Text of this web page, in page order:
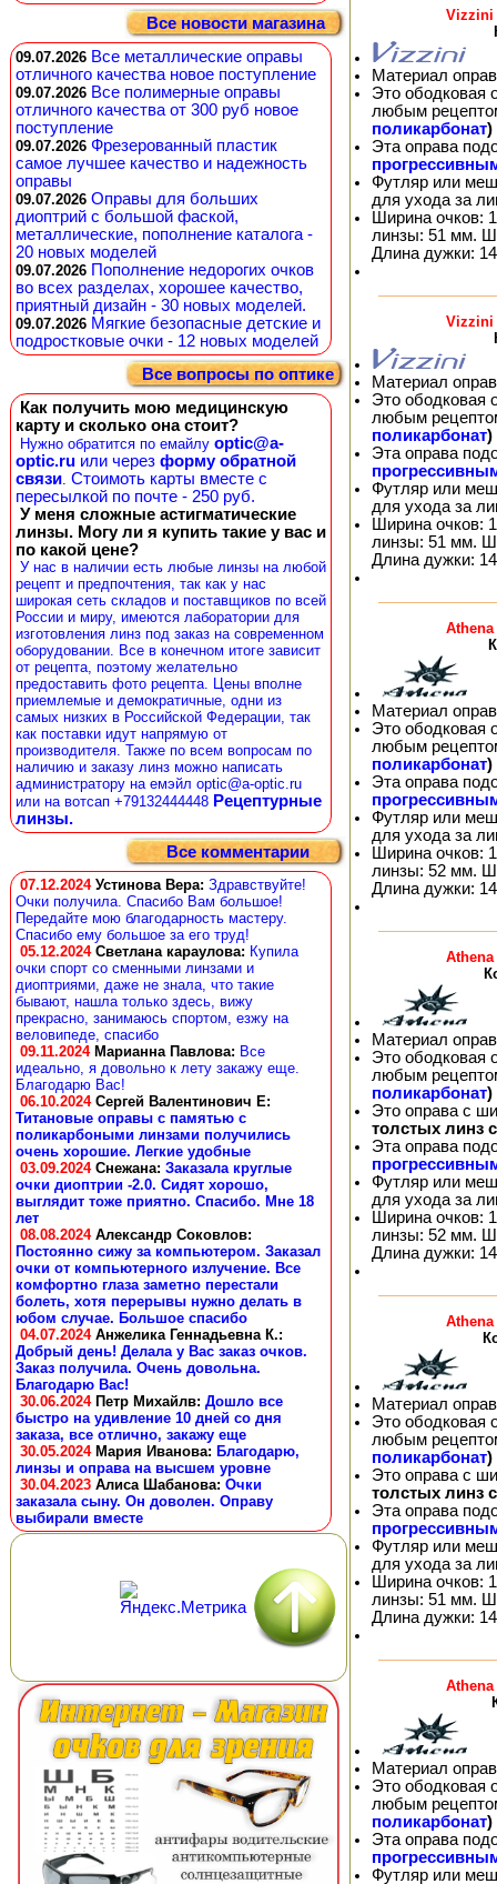
Все новости магазина
09.07.2026 Все металлические оправы
отличного качества новое поступление
09.07.2026 Все полимерные оправы
отличного качества от 300 руб новое
поступление
09.07.2026 Фрезерованный пластик
самое лучшее качество и надежность
оправы
09.07.2026 Оправы для больших
диоптрий с большой фаской,
металлические, пополнение каталога -
20 новых моделей
09.07.2026 Пополнение недорогих очков
во всех разделах, хорошее качество,
приятный дизайн - 30 новых моделей.
09.07.2026 Мягкие безопасные детские и
подростковые очки - 12 новых моделей
Все вопросы по оптике
Как получить мою медицинскую
карту и сколько она стоит?
Нужно обратится по емайлу optic@a-
optic.ru или через форму обратной
связи. Стоимоть карты вместе с
пересылкой по почте - 250 руб.
У меня сложные астигматические
линзы. Могу ли я купить такие у вас и
по какой цене?
У нас в наличии есть любые линзы на любой
рецепт и предпочтения, так как у нас
широкая сеть складов и поставщиков по всей
России и миру, имеются лаборатории для
изготовления линз под заказ на современном
оборудовании. Все в конечном итоге зависит
от рецепта, поэтому желательно
предоставить фото рецепта. Цены вполне
приемлемые и демократичные, одни из
самых низких в Российской Федерации, так
как поставки идут напрямую от
производителя. Также по всем вопросам по
наличию и заказу линз можно написать
администратору на емэйл optic@a-optic.ru
или на вотсап +79132444448 Рецептурные
линзы.
Все комментарии
07.12.2024 Устинова Вера: Здравствуйте!
Очки получила. Спасибо Вам большое!
Передайте мою благодарность мастеру.
Спасибо ему большое за его труд!
05.12.2024 Светлана караулова: Купила
очки спорт со сменными линзами и
диоптриями, даже не знала, что такие
бывают, нашла только здесь, вижу
прекрасно, занимаюсь спортом, езжу на
веловипеде, спасибо
09.11.2024 Марианна Павлова: Все
идеально, я довольно к лету закажу еще.
Благодарю Вас!
06.10.2024 Сергей Валентинович Е:
Титановые оправы с памятью с
поликарбоными линзами получились
очень хорошие. Легкие удобные
03.09.2024 Снежана: Заказала круглые
очки диоптрии -2.0. Сидят хорошо,
выглядит тоже приятно. Спасибо. Мне 18
лет
08.08.2024 Александр Соковлов:
Постоянно сижу за компьютером. Заказал
очки от компьютерного излучение. Все
комфортно глаза заметно перестали
болеть, хотя перерывы нужно делать в
юбом случае. Большое спасибо
04.07.2024 Анжелика Геннадьевна К.:
Добрый день! Делала у Вас заказ очков.
Заказ получила. Очень довольна.
Благодарю Вас!
30.06.2024 Петр Михайлв: Дошло все
быстро на удивление 10 дней со дня
заказа, все отлично, закажу еще
30.05.2024 Мария Иванова: Благодарю,
линзы и оправа на высшем уровне
30.04.2023 Алиса Шабанова: Очки
заказала сыну. Он доволен. Оправу
выбирали вместе
Vizzini
Материал
Это ободковая
любым
поликарбонат)
Эта оправа
Футляр или
для ухода за
Ширина очков:
линзы: 51 мм.
Длина дужки:
Vizzini
Материал
Это ободковая
любым
поликарбонат)
Эта оправа
Футляр или
для ухода за
Ширина очков:
линзы: 51 мм.
Длина дужки:
Материал
Это ободковая
любым
поликарбонат)
Эта оправа
Футляр или
для ухода за
Ширина очков:
линзы: 52 мм.
Длина дужки:
Материал
Это ободковая
любым
поликарбонат)
Это оправа с
толстых линз
Эта оправа
Футляр или
для ухода за
Ширина очков:
линзы: 52 мм.
Длина дужки:
Материал
Это ободковая
любым
поликарбонат)
Это оправа с
толстых линз
Эта оправа
Футляр или
для ухода за
Ширина очков:
линзы: 51 мм.
Длина дужки:
Материал
Это ободковая
любым
поликарбонат)
Эта оправа
Футляр или